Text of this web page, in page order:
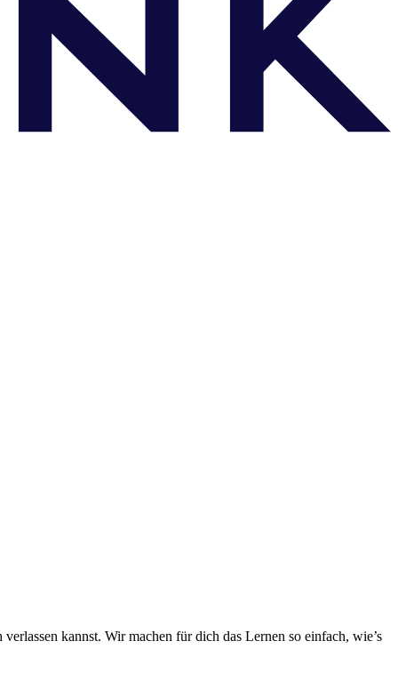
kannst. Wir machen für dich das Lernen so einfach, wie’s